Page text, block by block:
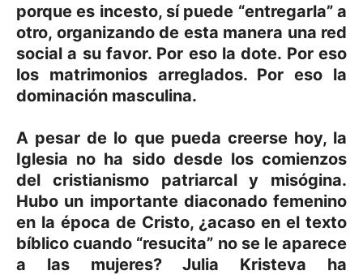
porque es incesto, sí puede “entregarla” a
otro, organizando de esta manera una red
social a su favor. Por eso la dote. Por eso
los matrimonios arreglados. Por eso la
dominación masculina.
A pesar de lo que pueda creerse hoy, la
Iglesia no ha sido desde los comienzos
del cristianismo patriarcal y misógina.
Hubo un importante diaconado femenino
en la época de Cristo, ¿acaso en el texto
bíblico cuando “resucita” no se le aparece
a las mujeres? Julia Kristeva ha